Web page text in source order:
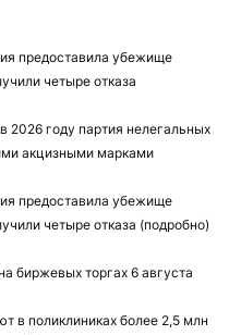
предоставила убежище
четыре отказа
2026 году партия нелегальных
акцизными марками
предоставила убежище
четыре отказа (подробно)
биржевых торгах 6 августа
в поликлиниках более 2,5 млн